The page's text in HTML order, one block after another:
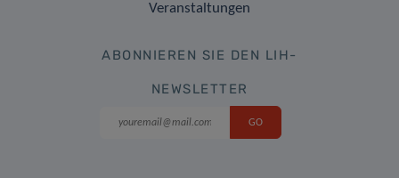
Veranstaltungen
ABONNIEREN SIE DEN LIH-
NEWSLETTER